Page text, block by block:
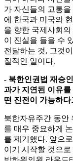
가 자신들의 고통
에 한국과 미국의
을 향한 국제사회
이 진실을 들을 수
전달하는 것, 그것
질적인 일이다.
- 북한인권법 재승
과가 지연된 이유
떤 진전이 가능하
북한자유주간 동안
를 매우 중요하게
를 제기했다. 앞으
이기 시작할 것으